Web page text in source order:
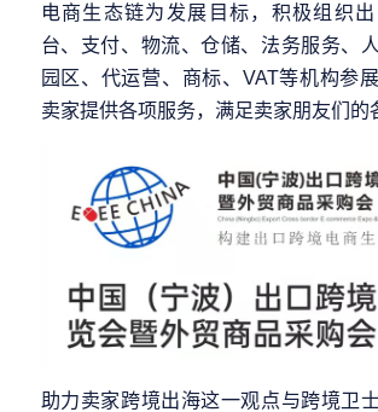
电商生态链为发展目标，积极组织
台、支付、物流、仓储、法务服务、
园区、代运营、商标、VAT等机构参
卖家提供各项服务，满足卖家朋友们的
助力卖家跨境出海这一观点与跨境卫